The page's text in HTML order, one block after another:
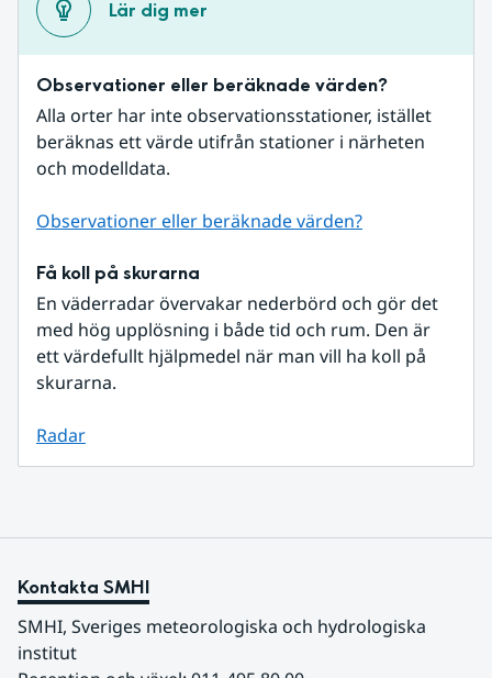
Lär dig mer
Observationer eller beräknade värden?
Alla orter har inte observationsstationer, istället
beräknas ett värde utifrån stationer i närheten
och modelldata.
Observationer eller beräknade värden?
Få koll på skurarna
En väderradar övervakar nederbörd och gör det
med hög upplösning i både tid och rum. Den är
ett värdefullt hjälpmedel när man vill ha koll på
skurarna.
Radar
Kontakta SMHI
SMHI, Sveriges meteorologiska och hydrologiska
institut